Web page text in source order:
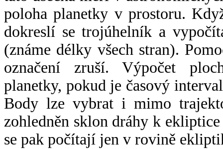
poloha planetky v prostoru.
dokreslí se trojúhelník a
(známe délky všech stran).
označení zruší. Výpočet
planetky, pokud je časový
Body lze vybrat i mimo
zohledněn sklon dráhy k
se pak počítají jen v rovině